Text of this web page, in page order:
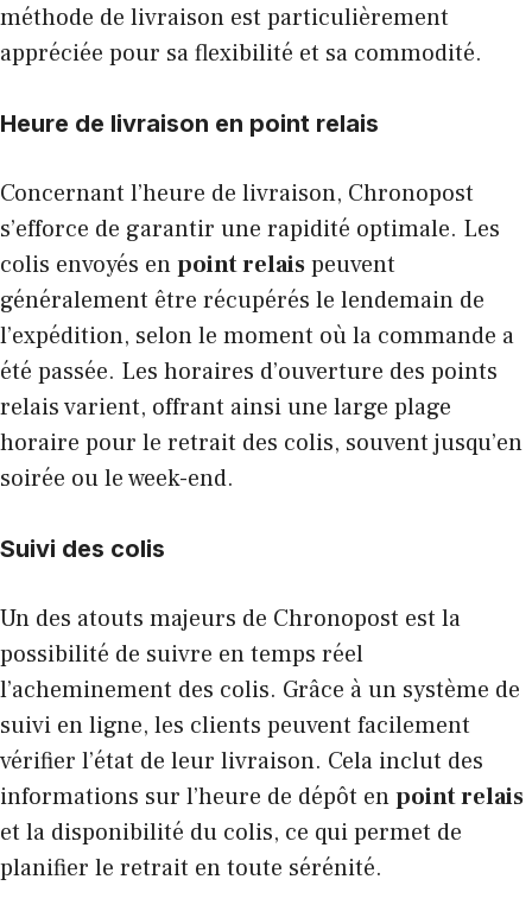
méthode de livraison est particulièrement
appréciée pour sa flexibilité et sa commodité.
Heure de livraison en point relais
Concernant l’heure de livraison, Chronopost
s’efforce de garantir une rapidité optimale. Les
colis envoyés enpoint relaispeuvent
généralement être récupérés le lendemain de
l’expédition, selon le moment où la commande a
été passée. Les horaires d’ouverture des points
relais varient, offrant ainsi une large plage
horaire pour le retrait des colis, souvent jusqu’en
soirée ou le week-end.
Suivi des colis
Un des atouts majeurs de Chronopost est la
possibilité de suivre en temps réel
l’acheminement des colis. Grâce à un système de
suivi en ligne, les clients peuvent facilement
vérifier l’état de leur livraison. Cela inclut des
informations sur l’heure de dépôt enpoint relais
et la disponibilité du colis, ce qui permet de
planifier le retrait en toute sérénité.